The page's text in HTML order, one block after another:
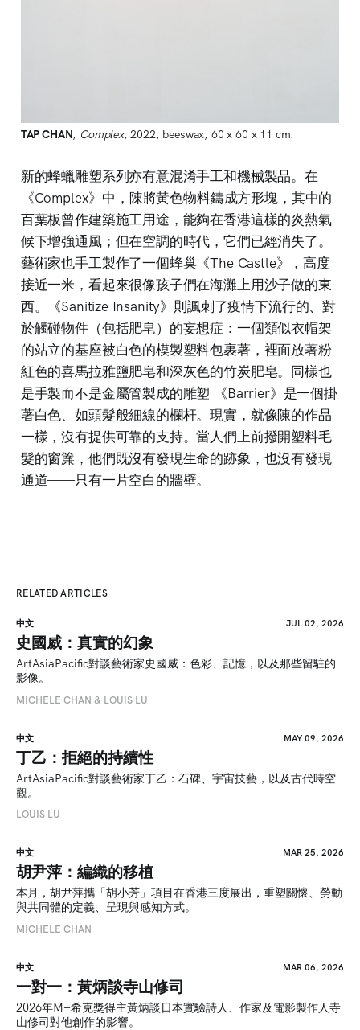
TAP CHAN, Complex, 2022, beeswax, 60 x 60 x 11 cm.
新的蜂蠟雕塑系列亦有意混淆手工和機械製品。在
《Complex》中，陳將黃色物料鑄成方形塊，其中的
百葉板曾作建築施工用途，能夠在香港這樣的炎熱氣
候下增強通風；但在空調的時代，它們已經消失了。
藝術家也手工製作了一個蜂巢《The Castle》，高度
接近一米，看起來很像孩子們在海灘上用沙子做的東
西。《Sanitize Insanity》則諷刺了疫情下流行的、對
於觸碰物件（包括肥皂）的妄想症：一個類似衣帽架
的站立的基座被白色的模製塑料包裹著，裡面放著粉
紅色的喜馬拉雅鹽肥皂和深灰色的竹炭肥皂。同樣也
是手製而不是金屬管製成的雕塑 《Barrier》是一個掛
著白色、如頭髮般細線的欄杆。現實，就像陳的作品
一樣，沒有提供可靠的支持。當人們上前撥開塑料毛
髮的窗簾，他們既沒有發現生命的跡象，也沒有發現
通道——只有一片空白的牆壁。
RELATED ARTICLES
中文 JUL 02, 2026
史國威：真實的幻象
ArtAsiaPacific對談藝術家史國威：色彩、記憶，以及那些留駐的
影像。
MICHELE CHAN & LOUIS LU
中文 MAY 09, 2026
丁乙：拒絕的持續性
ArtAsiaPacific對談藝術家丁乙：石碑、宇宙技藝，以及古代時空
觀。
LOUIS LU
中文 MAR 25, 2026
胡尹萍：編織的移植
本月，胡尹萍攜「胡小芳」項目在香港三度展出，重塑關懷、勞動
與共同體的定義、呈現與感知方式。
MICHELE CHAN
中文 MAR 06, 2026
一對一：黃炳談寺山修司
2026年M+希克獎得主黃炳談日本實驗詩人、作家及電影製作人寺
山修司對他創作的影響。